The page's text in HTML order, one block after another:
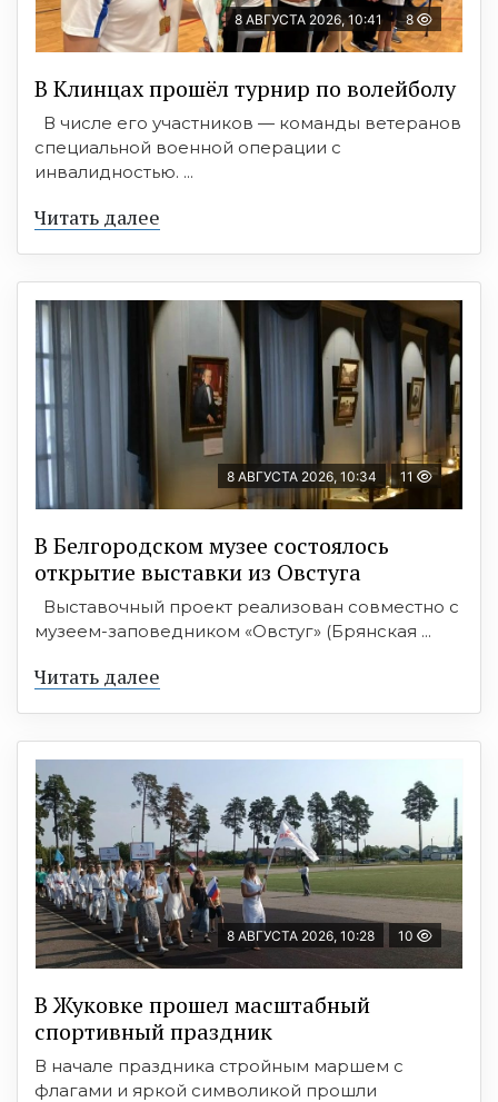
8 АВГУСТА 2026, 10:41 8
В Клинцах прошёл турнир по волейболу
В числе его участников — команды ветеранов
специальной военной операции с
инвалидностью. ...
Читать далее
8 АВГУСТА 2026, 10:34 11
В Белгородском музее состоялось
открытие выставки из Овстуга
Выставочный проект реализован совместно с
музеем-заповедником «Овстуг» (Брянская ...
Читать далее
8 АВГУСТА 2026, 10:28 10
В Жуковке прошел масштабный
спортивный праздник
В начале праздника стройным маршем с
флагами и яркой символикой прошли